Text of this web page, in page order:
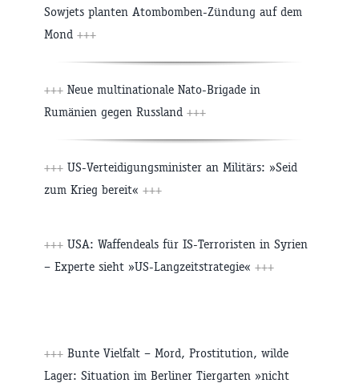
Sowjets planten Atombomben-Zündung auf dem
Mond +++
+++ Neue multinationale Nato-Brigade in
Rumänien gegen Russland +++
+++ US-Verteidigungsminister an Militärs: »Seid
zum Krieg bereit« +++
+++ USA: Waffendeals für IS-Terroristen in Syrien
– Experte sieht »US-Langzeitstrategie« +++
+++ Bunte Vielfalt – Mord, Prostitution, wilde
Lager: Situation im Berliner Tiergarten »nicht